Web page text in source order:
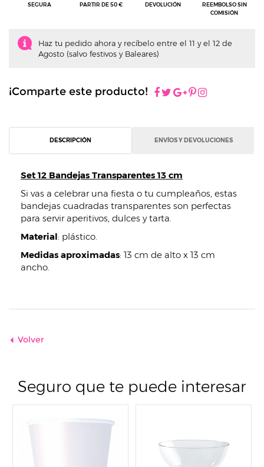
SEGURA
PARTIR DE 50 €
DEVOLUCIÓN
REEMBOLSO SIN
COMISIÓN
Haz tu pedido ahora y recíbelo entre el 11 y el 12 de
Agosto (salvo festivos y Baleares)
¡Comparte este producto!
DESCRIPCIÓN ENVÍOS Y DEVOLUCIONES
Set 12 Bandejas Transparentes 13 cm
Si vas a celebrar una fiesta o tu cumpleaños, estas
bandejas cuadradas transparentes son perfectas
para servir aperitivos, dulces y tarta.
Material: plástico.
Medidas aproximadas: 13 cm de alto x 13 cm
ancho.
Volver
Seguro que te puede interesar